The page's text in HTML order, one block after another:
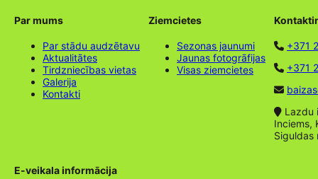
Par mums
Par stādu audzētavu
Aktualitātes
Tirdzniecības vietas
Galerija
Kontakti
Ziemcietes
Sezonas jaunumi
Jaunas fotogrāfijas
Visas ziemcietes
+371
+371
Lazdu
Inciems,
Siguldas
E-veikala informācija